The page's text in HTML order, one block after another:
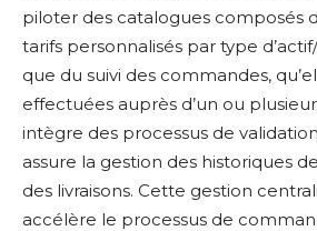
piloter des catalogues composés
tarifs personnalisés par type
que du suivi des commandes,
effectuées auprès d’un ou
intègre des processus de
assure la gestion des historiques
des livraisons. Cette gestion
accélère le processus de